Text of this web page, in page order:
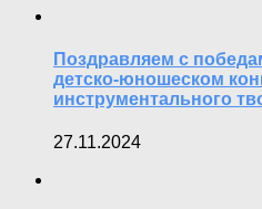
Поздравляем с
детско-юношеском
инструментального
27.11.2024